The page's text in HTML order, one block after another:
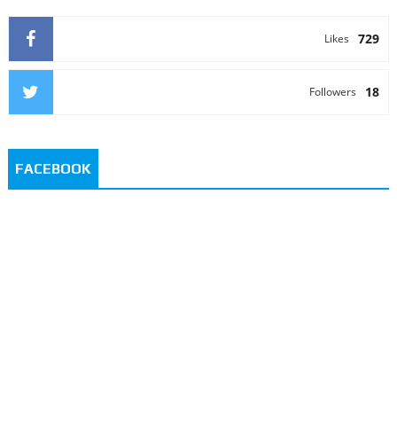
729
Likes
18
Followers
FACEBOOK